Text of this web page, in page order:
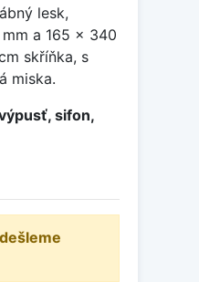
lesk,
a 165 x 340
skříňka, s
miska.
sifon,